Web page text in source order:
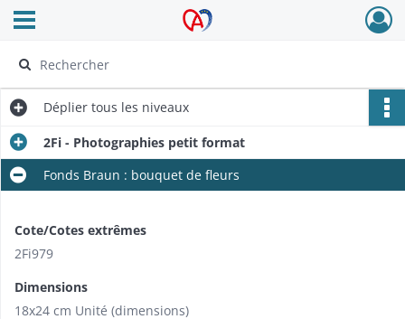
Archives Alsace - Colmar
Ouvrir le menu déroulant
Déplier tous les niveaux
2Fi - Photographies petit format
Fonds Braun : bouquet de fleurs
Cote/Cotes extrêmes
2Fi979
Dimensions
18x24 cm Unité (dimensions)